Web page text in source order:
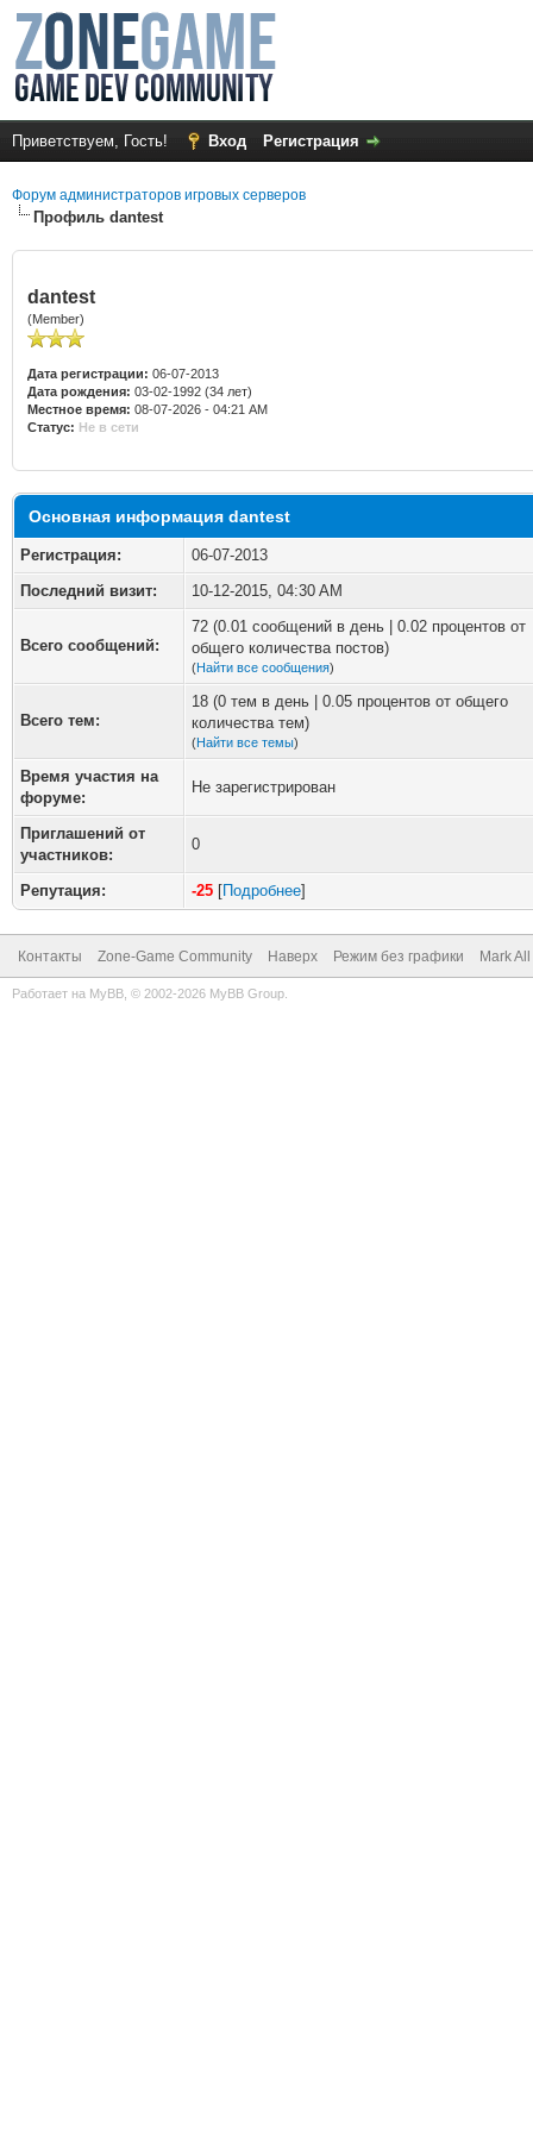
Приветствуем, Гость! Вход Регистрация
Форум администраторов игровых серверов
Профиль dantest
dantest
(Member)
Дата регистрации: 06-07-2013
Дата рождения: 03-02-1992 (34 лет)
Местное время: 08-07-2026 - 04:21 AM
Статус: Не в сети
Основная информация dantest
Регистрация:
06-07-2013
Последний визит:
10-12-2015, 04:30 AM
Всего сообщений:
72 (0.01 сообщений в день | 0.02 процентов от
общего количества постов)
(Найти все сообщения)
Всего тем:
18 (0 тем в день | 0.05 процентов от общего
количества тем)
(Найти все темы)
Время участия на
форуме:
Не зарегистрирован
Приглашений от
участников:
0
Репутация: -25 [Подробнее]
Контакты Zone-Game Community Наверх Режим без графики Mark
Работает на MyBB , © 2002-2026 MyBB Group